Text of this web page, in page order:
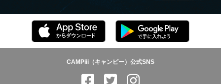
CAMPiii（キャンピー）公式SNS